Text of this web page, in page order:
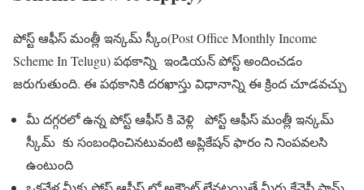
పోస్ట్ ఆఫీస్ మంత్లీ ఇన్కమ్ స్కీం(Post Office Monthly Income
Scheme In Telugu) పథకాన్ని ఇండియన్ పోస్ట్ అందించడం
జరుగుతుంది. ఈ పథకానికి దరఖాస్తు విధానాన్ని ఈ క్రింద చూడవచ్చు
మీ దగ్గరలో ఉన్న పోస్ట్ ఆఫీస్ కి వెళ్లి పోస్ట్ ఆఫీస్ మంత్లీ ఇన్కమ్
స్కీమ్ కు సంబంధించినటువంటి అప్లికేషన్ ఫారం ని నింపవలసి
ఉంటుంది